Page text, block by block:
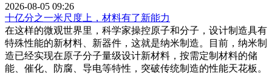
2026-08-05 09:26
十亿分之一米尺度上，材料有了新能力
在这样的微观世界里，科学家操控原子和分子，设计制造具有
特殊性能的新材料、新器件，这就是纳米制造。目前，纳米制
造已经实现在原子分子量级设计新材料，按需定制材料的储
能、催化、防腐、导电等特性，突破传统制造的性能天花板。